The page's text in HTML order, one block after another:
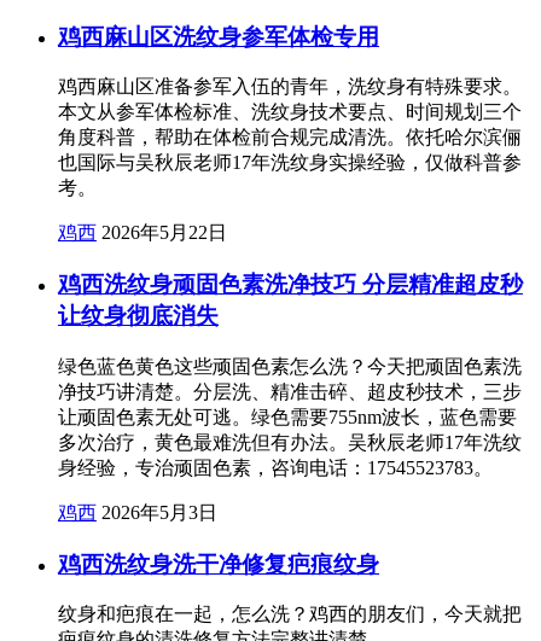
鸡西麻山区洗纹身参军体检专用
鸡西麻山区准备参军入伍的青年，洗纹身有特殊要求。
本文从参军体检标准、洗纹身技术要点、时间规划三个
角度科普，帮助在体检前合规完成清洗。依托哈尔滨俪
也国际与吴秋辰老师17年洗纹身实操经验，仅做科普参
考。
鸡西 2026年5月22日
鸡西洗纹身顽固色素洗净技巧 分层精准超皮秒
让纹身彻底消失
绿色蓝色黄色这些顽固色素怎么洗？今天把顽固色素洗
净技巧讲清楚。分层洗、精准击碎、超皮秒技术，三步
让顽固色素无处可逃。绿色需要755nm波长，蓝色需要
多次治疗，黄色最难洗但有办法。吴秋辰老师17年洗纹
身经验，专治顽固色素，咨询电话：17545523783。
鸡西 2026年5月3日
鸡西洗纹身洗干净修复疤痕纹身
纹身和疤痕在一起，怎么洗？鸡西的朋友们，今天就把